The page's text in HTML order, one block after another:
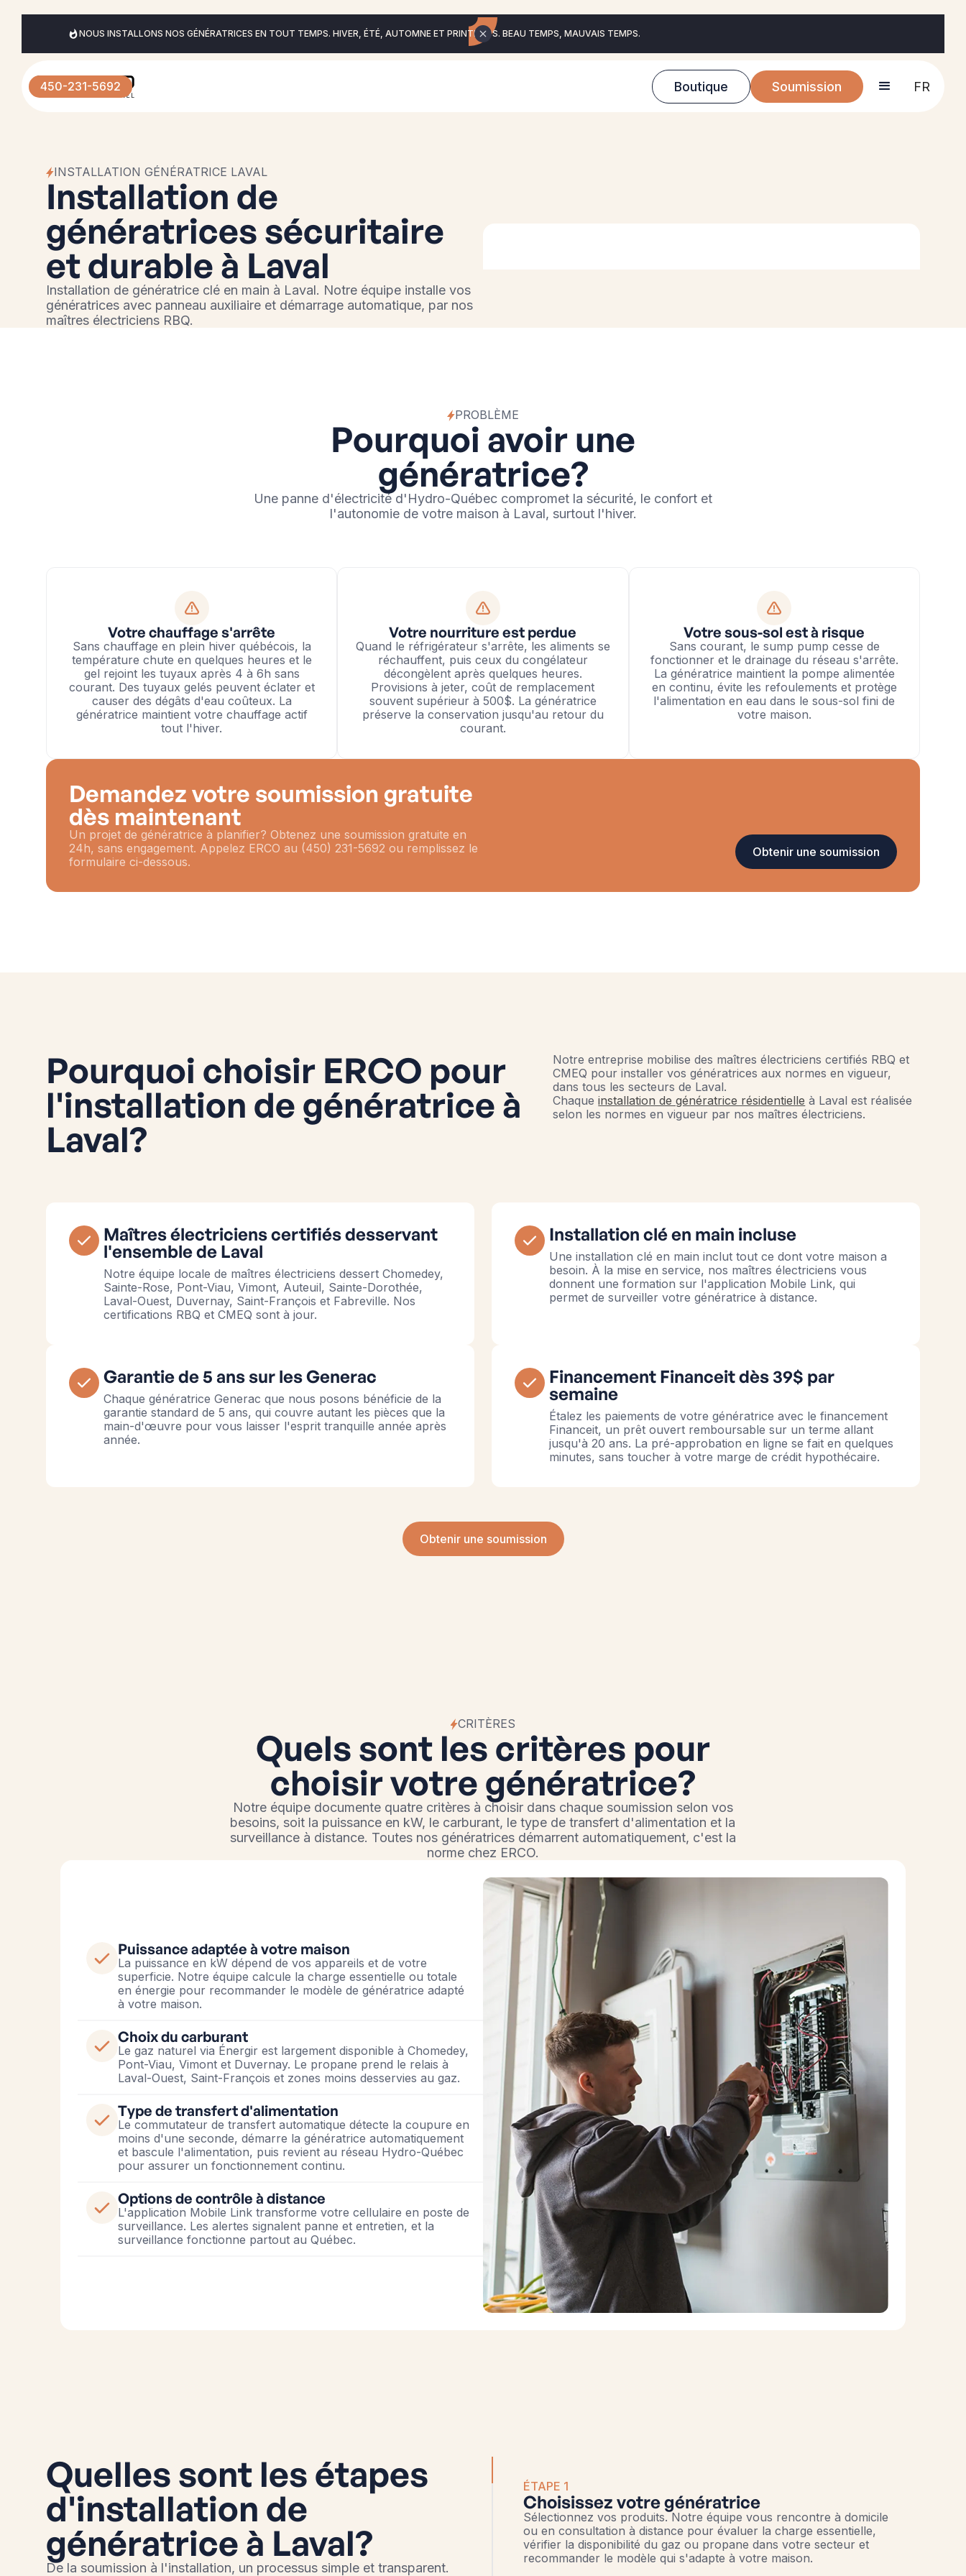
NOUS INSTALLONS NOS GÉNÉRATRICES EN TOUT TEMPS. HIVER, ÉTÉ, AUTOMNE ET PRINTEMPS. BEAU TEMPS, MAUVAIS TEMPS.
Boutique Soumission FR
450-231-5692
INSTALLATION GÉNÉRATRICE LAVAL
Installation de
génératrices sécuritaire
et durable à Laval
Installation de génératrice clé en main à Laval. Notre équipe installe vos
génératrices avec panneau auxiliaire et démarrage automatique, par nos
maîtres électriciens RBQ.
PROBLÈME
Pourquoi avoir une
génératrice?
Une panne d'électricité d'Hydro-Québec compromet la sécurité, le confort et
l'autonomie de votre maison à Laval, surtout l'hiver.
Votre chauffage s'arrête
Sans chauffage en plein hiver québécois, la
température chute en quelques heures et le
gel rejoint les tuyaux après 4 à 6h sans
courant. Des tuyaux gelés peuvent éclater et
causer des dégâts d'eau coûteux. La
génératrice maintient votre chauffage actif
tout l'hiver.
Votre nourriture est perdue
Quand le réfrigérateur s'arrête, les aliments se
réchauffent, puis ceux du congélateur
décongèlent après quelques heures.
Provisions à jeter, coût de remplacement
souvent supérieur à 500$. La génératrice
préserve la conservation jusqu'au retour du
courant.
Votre sous-sol est à risque
Sans courant, le sump pump cesse de
fonctionner et le drainage du réseau s'arrête.
La génératrice maintient la pompe alimentée
en continu, évite les refoulements et protège
l'alimentation en eau dans le sous-sol fini de
votre maison.
Demandez votre soumission gratuite
dès maintenant
Un projet de génératrice à planifier? Obtenez une soumission gratuite en
24h, sans engagement. Appelez ERCO au (450) 231-5692 ou remplissez le
formulaire ci-dessous.
Obtenir une soumission
Pourquoi choisir ERCO pour
l'installation de génératrice à
Laval?
Notre entreprise mobilise des maîtres électriciens certifiés RBQ et
CMEQ pour installer vos génératrices aux normes en vigueur,
dans tous les secteurs de Laval.
Chaqueinstallation de génératrice résidentielle à Laval est réalisée
selon les normes en vigueur par nos maîtres électriciens.
Maîtres électriciens certifiés desservant
l'ensemble de Laval
Notre équipe locale de maîtres électriciens dessert Chomedey,
Sainte-Rose, Pont-Viau, Vimont, Auteuil, Sainte-Dorothée,
Laval-Ouest, Duvernay, Saint-François et Fabreville. Nos
certifications RBQ et CMEQ sont à jour.
Installation clé en main incluse
Une installation clé en main inclut tout ce dont votre maison a
besoin. À la mise en service, nos maîtres électriciens vous
donnent une formation sur l'application Mobile Link, qui
permet de surveiller votre génératrice à distance.
Garantie de 5 ans sur les Generac
Chaque génératrice Generac que nous posons bénéficie de la
garantie standard de 5 ans, qui couvre autant les pièces que la
main-d'œuvre pour vous laisser l'esprit tranquille année après
année.
Financement Financeit dès 39$ par
semaine
Étalez les paiements de votre génératrice avec le financement
Financeit, un prêt ouvert remboursable sur un terme allant
jusqu'à 20 ans. La pré-approbation en ligne se fait en quelques
minutes, sans toucher à votre marge de crédit hypothécaire.
Obtenir une soumission
CRITÈRES
Quels sont les critères pour
choisir votre génératrice?
Notre équipe documente quatre critères à choisir dans chaque soumission selon vos
besoins, soit la puissance en kW, le carburant, le type de transfert d'alimentation et la
surveillance à distance. Toutes nos génératrices démarrent automatiquement, c'est la
norme chez ERCO.
Puissance adaptée à votre maison
La puissance en kW dépend de vos appareils et de votre
superficie. Notre équipe calcule la charge essentielle ou totale
en énergie pour recommander le modèle de génératrice adapté
à votre maison.
Choix du carburant
Le gaz naturel via Énergir est largement disponible à Chomedey,
Pont-Viau, Vimont et Duvernay. Le propane prend le relais à
Laval-Ouest, Saint-François et zones moins desservies au gaz.
Type de transfert d'alimentation
Le commutateur de transfert automatique détecte la coupure en
moins d'une seconde, démarre la génératrice automatiquement
et bascule l'alimentation, puis revient au réseau Hydro-Québec
pour assurer un fonctionnement continu.
Options de contrôle à distance
L'application Mobile Link transforme votre cellulaire en poste de
surveillance. Les alertes signalent panne et entretien, et la
surveillance fonctionne partout au Québec.
Quelles sont les étapes
d'installation de
génératrice à Laval?
De la soumission à l'installation, un processus simple et transparent.
ÉTAPE 1
Choisissez votre génératrice
Sélectionnez vos produits. Notre équipe vous rencontre à domicile
ou en consultation à distance pour évaluer la charge essentielle,
vérifier la disponibilité du gaz ou propane dans votre secteur et
recommander le modèle qui s'adapte à votre maison.